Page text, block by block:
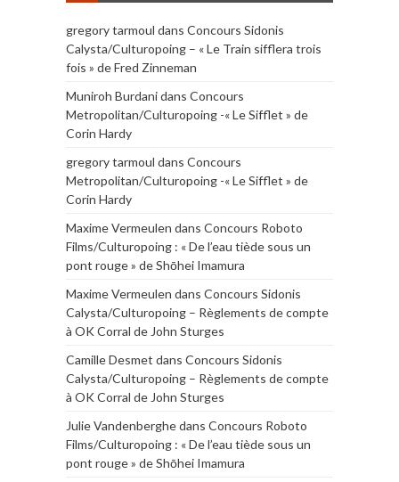
gregory tarmoul dans Concours Sidonis
Calysta/Culturopoing – « Le Train sifflera trois
fois » de Fred Zinneman
Muniroh Burdanidans Concours
Metropolitan/Culturopoing -« Le Sifflet » de
Corin Hardy
gregory tarmoul dans Concours
Metropolitan/Culturopoing -« Le Sifflet » de
Corin Hardy
Maxime Vermeulen dans Concours Roboto
Films/Culturopoing : « De l’eau tiède sous un
pont rouge » de Shōhei Imamura
Maxime Vermeulen dans Concours Sidonis
Calysta/Culturopoing – Règlements de compte
à OK Corral de John Sturges
Camille Desmet dans Concours Sidonis
Calysta/Culturopoing – Règlements de compte
à OK Corral de John Sturges
Julie Vandenberghedans Concours Roboto
Films/Culturopoing : « De l’eau tiède sous un
pont rouge » de Shōhei Imamura